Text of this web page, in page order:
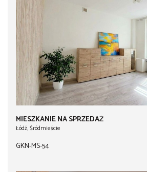
MIESZKANIE NA SPRZEDAŻ
Łódź, Śródmieście
GKN-MS-54